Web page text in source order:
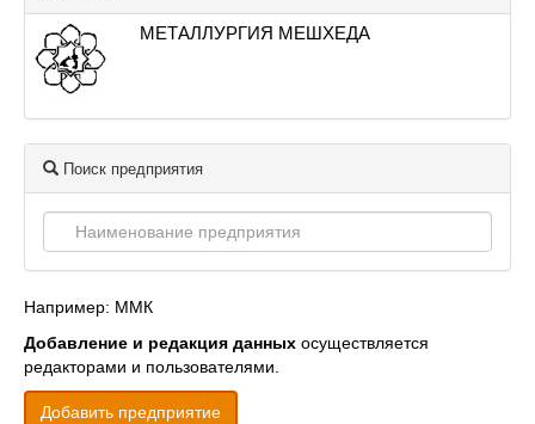
МЕТАЛЛУРГИЯ МЕШХЕДА
Поиск предприятия
Например: ММК
Добавление и редакция данных осуществляется
редакторами и пользователями.
Добавить предприятие